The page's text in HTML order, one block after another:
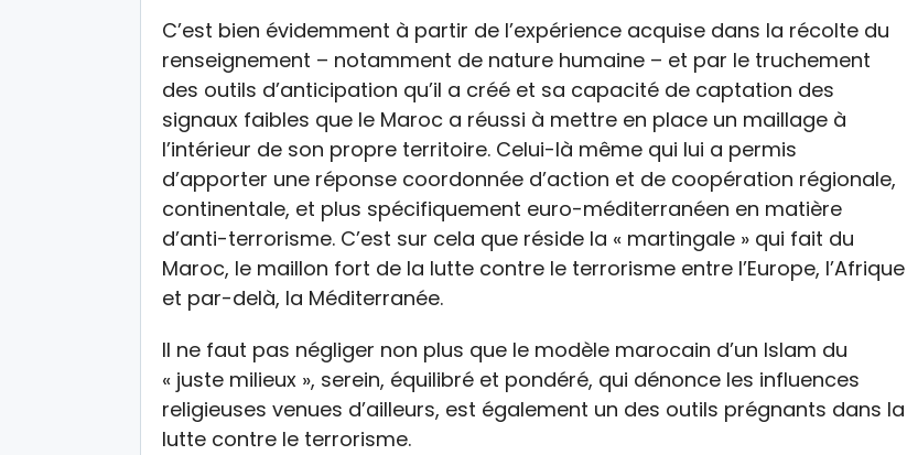
C’est bien évidemment à partir de l’expérience acquise dans la récolte du
renseignement – notamment de nature humaine – et par le truchement
des outils d’anticipation qu’il a créé et sa capacité de captation des
signaux faibles que le Maroc a réussi à mettre en place un maillage à
l’intérieur de son propre territoire. Celui-là même qui lui a permis
d’apporter une réponse coordonnée d’action et de coopération régionale,
continentale, et plus spécifiquement euro-méditerranéen en matière
d’anti-terrorisme. C’est sur cela que réside la « martingale » qui fait du
Maroc, le maillon fort de la lutte contre le terrorisme entre l’Europe, l’Afrique
et par-delà, la Méditerranée.
Il ne faut pas négliger non plus que le modèle marocain d’un Islam du
« juste milieux », serein, équilibré et pondéré, qui dénonce les influences
religieuses venues d’ailleurs, est également un des outils prégnants dans la
lutte contre le terrorisme.